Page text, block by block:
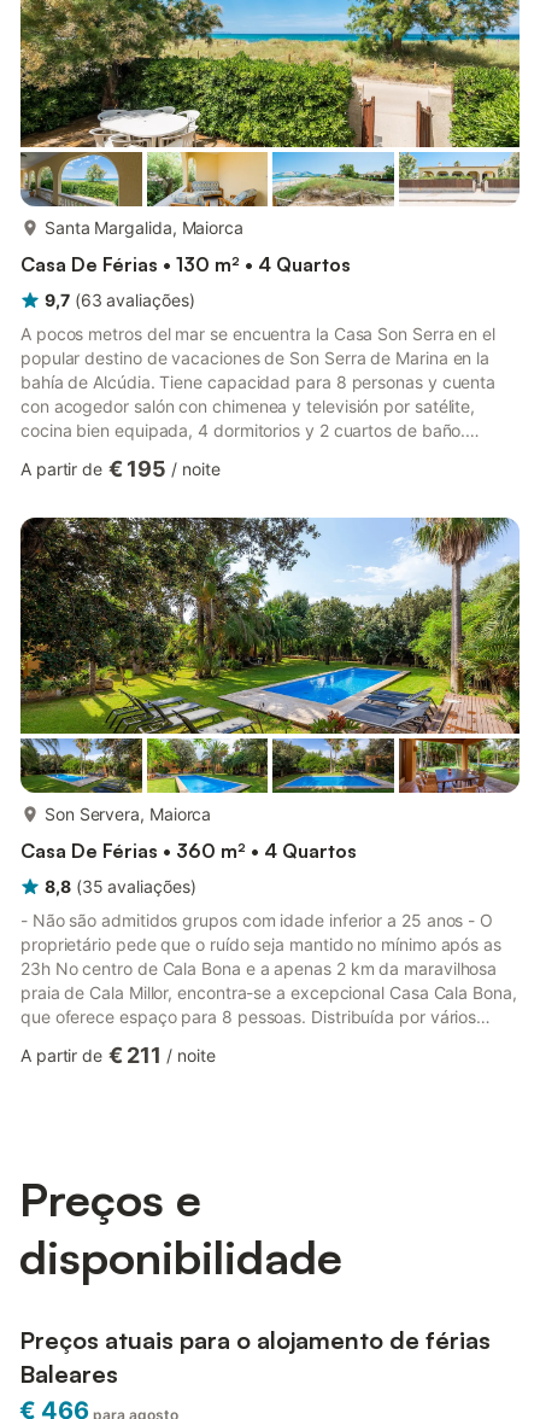
Santa Margalida, Maiorca
Casa De Férias • 130 m² • 4 Quartos
9,7 (63 avaliações)
A pocos metros del mar se encuentra la Casa Son Serra en el
popular destino de vacaciones de Son Serra de Marina en la
bahía de Alcúdia. Tiene capacidad para 8 personas y cuenta
con acogedor salón con chimenea y televisión por satélite,
cocina bien equipada, 4 dormitorios y 2 cuartos de baño.
garaje. En la terraza cubierta con vistas al mar hay muebles de
restaurantes más cercanos están a pocos pasos. Tiendas están
a sólo unos minutos en coche. Se permite un perro pequeño.
A partir de € 195 / noite
Son Servera, Maiorca
Casa De Férias • 360 m² • 4 Quartos
8,8 (35 avaliações)
- Não são admitidos grupos com idade inferior a 25 anos - O
proprietário pede que o ruído seja mantido no mínimo após as
23h No centro de Cala Bona e a apenas 2 km da maravilhosa
praia de Cala Millor, encontra-se a excepcional Casa Cala Bona,
que oferece espaço para 8 pessoas. Distribuída por vários
moderna dispõe de 4 quartos, 3 casas de banho, 3 salas de
A partir de € 211 / noite
Preços e
disponibilidade
Preços atuais para o alojamento de férias
Baleares
€ 466 para agosto